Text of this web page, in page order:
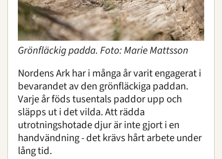
Grönfläckig padda. Foto: Marie Mattsson
Nordens Ark har i många år varit engagerat i
bevarandet av den grönfläckiga paddan.
Varje år föds tusentals paddor upp och
släpps ut i det vilda. Att rädda
utrotningshotade djur är inte gjort i en
handvändning - det krävs hårt arbete under
lång tid.